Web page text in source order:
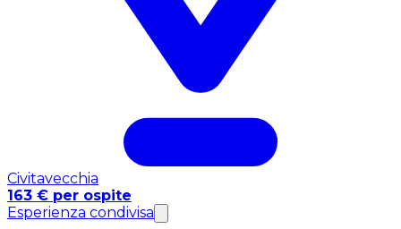
Civitavecchia
163 € per ospite
Esperienza condivisa